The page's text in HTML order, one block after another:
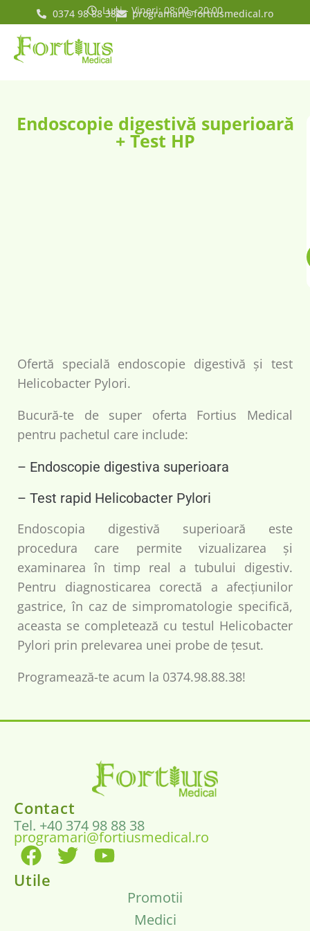
Luni - Vineri: 08:00 - 20:00
0374 98 88 38 programari@fortiusmedical.ro
Endoscopie digestivă superioară
+ Test HP
Ofertă specială endoscopie digestivă și test
Helicobacter Pylori.
Bucură-te de super oferta Fortius Medical
pentru pachetul care include:
– Endoscopie digestiva superioara
– Test rapid Helicobacter Pylori
Endoscopia digestivă superioară este
procedura care permite vizualizarea și
examinarea în timp real a tubului digestiv.
Pentru diagnosticarea corectă a afecțiunilor
gastrice, în caz de simpromatologie specifică,
aceasta se completează cu testul Helicobacter
Pylori prin prelevarea unei probe de țesut.
Programează-te acum la 0374.98.88.38!
Contact
Tel. +40 374 98 88 38
programari@fortiusmedical.ro
Utile
Promotii
Medici